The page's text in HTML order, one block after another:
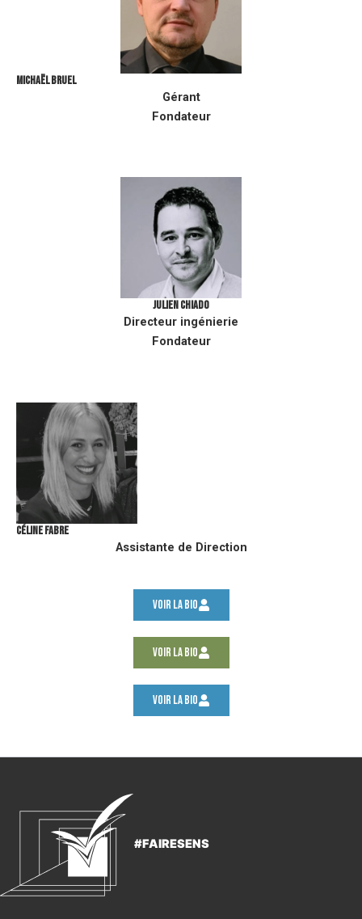
MICHAËL BRUEL
Gérant
Fondateur
JULIEN CHIADO
Directeur ingénierie
Fondateur
CÉLINE FABRE
Assistante de Direction
Voir la bio
Voir la bio
Voir la bio
#FAIRESENS